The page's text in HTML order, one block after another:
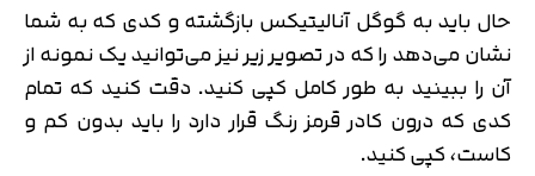
حال باید به گوگل آنالیتیکس بازگشته و کدی که به شما
نشان می‌دهد را که در تصویر زیر نیز می‌توانید یک نمونه از
آن را ببینید به طور کامل کپی کنید. دقت کنید که تمام
کدی که درون کادر قرمز رنگ قرار دارد را باید بدون کم و
کاست، کپی کنید.